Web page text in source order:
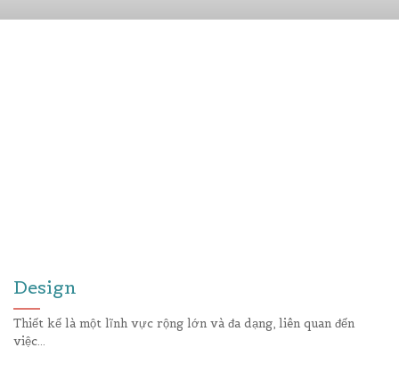
Design
Thiết kế là một lĩnh vực rộng lớn và đa dạng, liên quan đến
việc...